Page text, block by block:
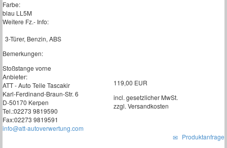
Farbe:
blau LL5M
Weitere Fz.- Info:
3-Türer, Benzin, ABS
Bemerkungen:
Stoßstange vorne
Anbieter:
ATT - Auto Teile Tascakir
Karl-Ferdinand-Braun-Str. 6
D-50170 Kerpen
Tel.:02273 9819590
Fax:02273 9819591
info@att-autoverwertung.com
119,00 EUR
incl. gesetzlicher MwSt.
zzgl. Versandkosten
Produktanfrage